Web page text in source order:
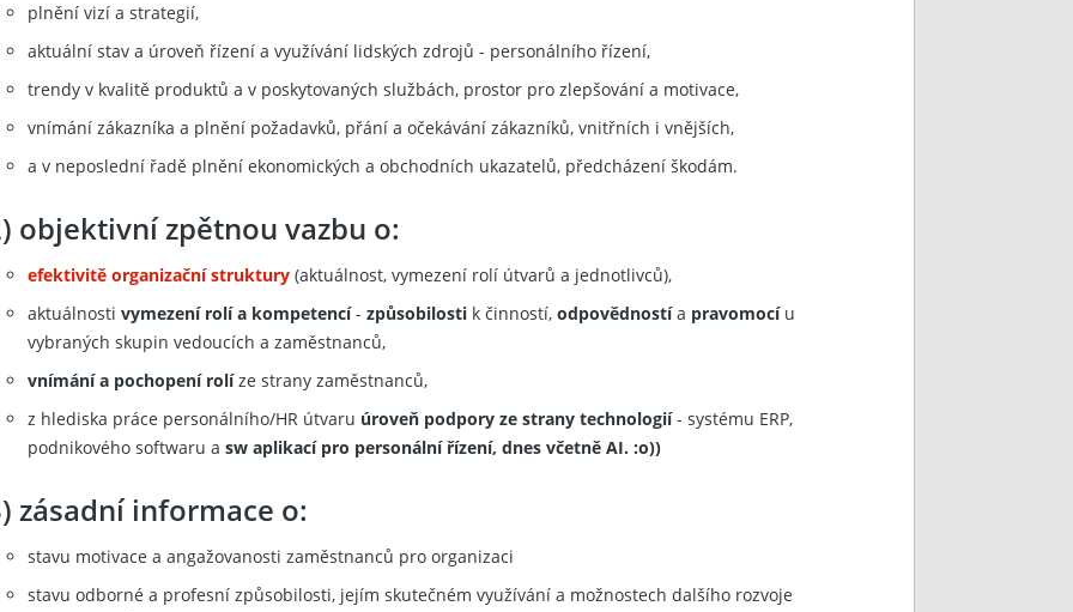
plnění vizí a strategií,
aktuální stav a úroveň řízení a využívání lidských zdrojů - personálního řízení,
trendy v kvalitě produktů a v poskytovaných službách, prostor pro zlepšování a motivace,
vnímání zákazníka a plnění požadavků, přání a očekávání zákazníků, vnitřních i vnějších,
a v neposlední řadě plnění ekonomických a obchodních ukazatelů, předcházení škodám.
objektivní zpětnou vazbu o:
efektivitě organizační struktury (aktuálnost, vymezení rolí útvarů a jednotlivců),
aktuálnosti vymezení rolí a kompetencí- způsobilosti k činností, odpovědnostía pravomocíu
vybraných skupin vedoucích a zaměstnanců,
vnímání a pochopení rolíze strany zaměstnanců,
z hlediska práce personálního/HR útvaru úroveň podpory ze strany technologií- systému ERP,
podnikového softwaru a sw aplikací pro personální řízení, dnes včetně AI. :o))
zásadní informace o:
stavu motivace a angažovanosti zaměstnanců pro organizaci
stavu odborné a profesní způsobilosti, jejím skutečném využívání a možnostech dalšího rozvoje